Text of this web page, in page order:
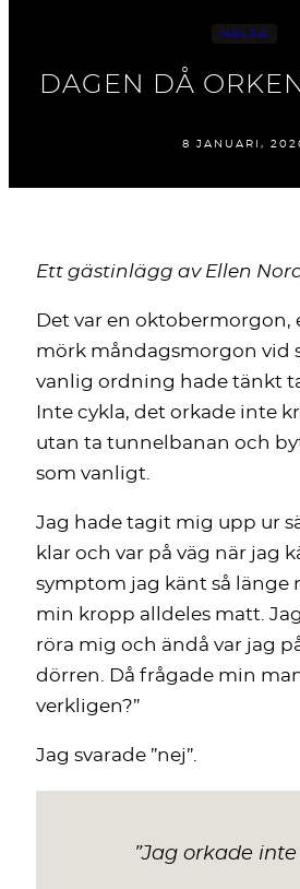
HÄLSA
DAGEN DÅ
8 JANUARI,
Ett gästinlägg av Ellen
Det var en oktobermorgon,
mörk måndagsmorgon vid
vanlig ordning hade tänkt
Inte cykla, det orkade inte
utan ta tunnelbanan och
som vanligt.
Jag hade tagit mig upp ur
klar och var på väg när jag
symptom jag känt så länge
min kropp alldeles matt.
röra mig och ändå var jag
dörren. Då frågade min man
verkligen?”
Jag svarade ”nej”.
”Jag orkade inte